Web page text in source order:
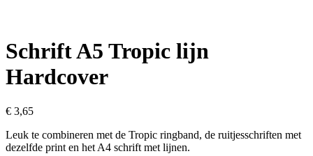
Schrift A5 Tropic lijn
Hardcover
€ 3,65
Leuk te combineren met de Tropic ringband, de ruitjesschriften met
dezelfde print en het A4 schrift met lijnen.